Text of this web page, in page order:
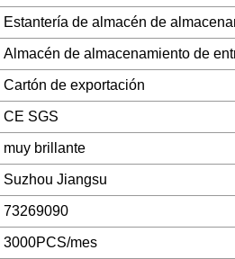
Estantería de almacén de
Almacén de almacenamiento de
Cartón de exportación
CE SGS
muy brillante
Suzhou Jiangsu
73269090
3000PCS/mes